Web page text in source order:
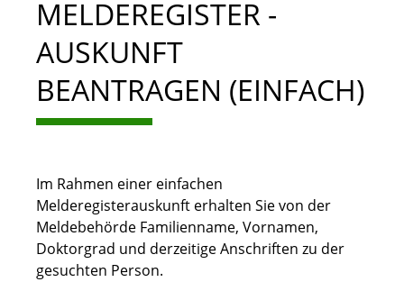
MELDEREGISTER -
AUSKUNFT
BEANTRAGEN (EINFACH)
Im Rahmen einer einfachen
Melderegisterauskunft erhalten Sie von der
Meldebehörde Familienname, Vornamen,
Doktorgrad und derzeitige Anschriften zu der
gesuchten Person.